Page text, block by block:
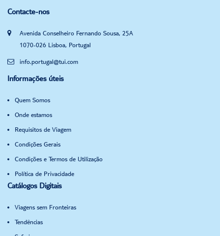
Contacte-nos
Avenida Conselheiro Fernando Sousa, 25A
1070-026 Lisboa, Portugal
info.portugal@tui.com
Informações úteis
Quem Somos
Onde estamos
Requisitos de Viagem
Condições Gerais
Condições e Termos de Utilização
Política de Privacidade
Catálogos Digitais
Viagens sem Fronteiras
Tendências